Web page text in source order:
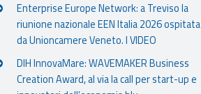
Enterprise Europe Network: a Treviso la
riunione nazionale EEN Italia 2026 ospitata
da Unioncamere Veneto. I VIDEO
DIH InnovaMare: WAVEMAKER Business
Creation Award, al via la call per start-up e